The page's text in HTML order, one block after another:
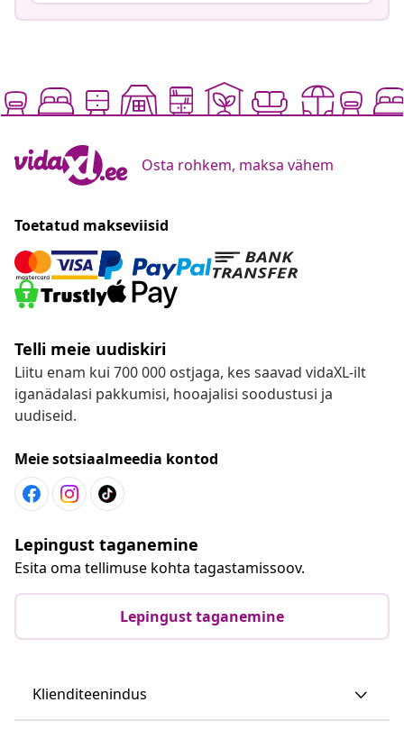
Osta rohkem, maksa vähem
Toetatud makseviisid
Telli meie uudiskiri
Liitu enam kui 700 000 ostjaga, kes saavad vidaXL-ilt
iganädalasi pakkumisi, hooajalisi soodustusi ja
uudiseid.
Meie sotsiaalmeedia kontod
Lepingust taganemine
Esita oma tellimuse kohta tagastamissoov.
Lepingust taganemine
Klienditeenindus